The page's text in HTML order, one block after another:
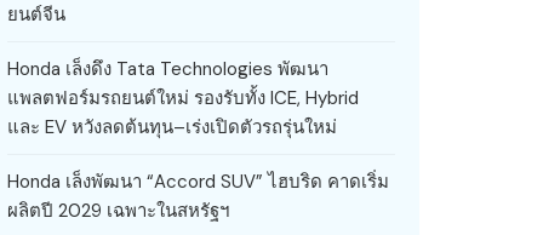
ยนต์จีน
Honda เล็งดึง Tata Technologies พัฒนา
แพลตฟอร์มรถยนต์ใหม่ รองรับทั้ง ICE, Hybrid
และ EV หวังลดต้นทุน–เร่งเปิดตัวรถรุ่นใหม่
Honda เล็งพัฒนา “Accord SUV” ไฮบริด คาดเริ่ม
ผลิตปี 2029 เฉพาะในสหรัฐฯ